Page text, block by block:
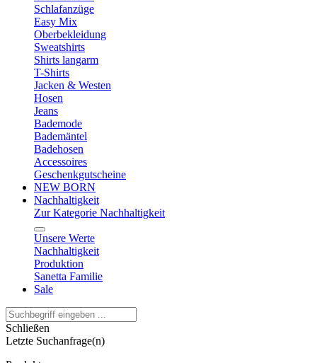
Schlafanzüge
Easy Mix
Oberbekleidung
Sweatshirts
Shirts langarm
T-Shirts
Jacken & Westen
Hosen
Jeans
Bademode
Bademäntel
Badehosen
Accessoires
Geschenkgutscheine
NEW BORN
Nachhaltigkeit
Zur Kategorie Nachhaltigkeit
Unsere Werte
Nachhaltigkeit
Produktion
Sanetta Familie
Sale
Schließen
Letzte Suchanfrage(n)